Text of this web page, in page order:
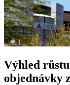
Výhled
objednávky